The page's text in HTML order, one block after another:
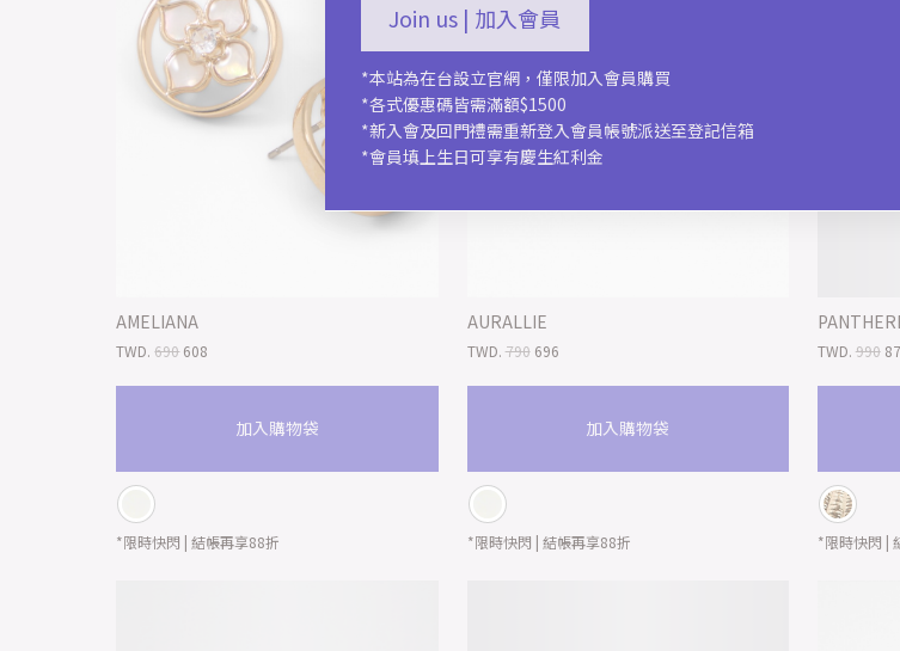
Join us | 加入會員
*本站為在台設立官網，僅限加入會員購買
*各式優惠碼皆需滿額$1500
*新入會及回門禮需重新登入會員帳號派送至登記信箱
*會員填上生日可享有慶生紅利金
AMELIANA
TWD. 690 608
加入購物袋
*限時快閃 | 結帳再享88折
AURALLIE
TWD. 790 696
加入購物袋
*限時快閃 | 結帳再享88折
TWD. 990
*限時快閃 |